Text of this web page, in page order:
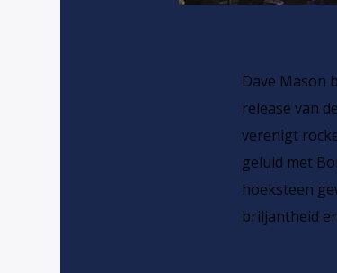
Dave Mason
release van
verenigt
geluid met
hoeksteen
briljantheid